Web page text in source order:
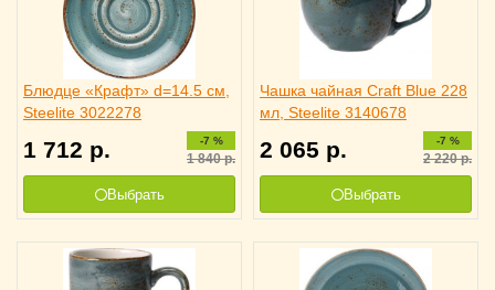
Блюдце «Крафт» d=14.5 см,
Steelite 3022278
1 712 р. -7 %
1 840р.
Выбрать
Чашка чайная Craft Blue 228
мл, Steelite 3140678
2 065 р. -7 %
2 220р.
Выбрать